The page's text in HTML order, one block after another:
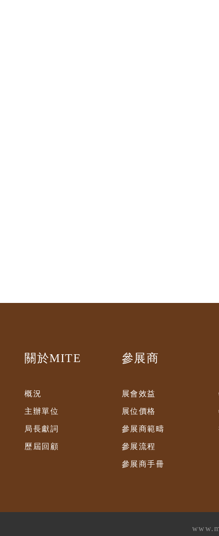
關於MITE
概況
主辦單位
局長獻詞
歷屆回顧
參展商
展會效益
展位價格
參展商範疇
參展流程
參展商手冊